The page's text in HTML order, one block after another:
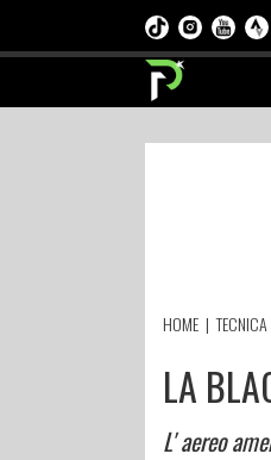
HOME |TECNICA
LA
L' aereo